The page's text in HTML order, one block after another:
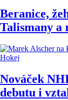
Beranice,
Talismany a
Hokej
Nováček
debutu i